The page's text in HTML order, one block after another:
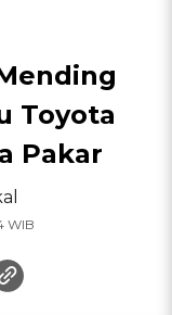
Toyota
Pakar
WIB